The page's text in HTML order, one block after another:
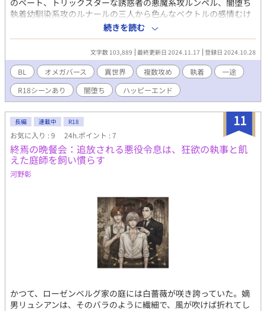
のベート、トリックスターな誘惑者の悪魔系攻ルンペル、闇堕ち
執着幼馴染系攻のルナールの三人から色んなベクトルの感情むけ
られたり、すけべされるお話です。 第12回BL大賞に参加していま
す。 楽しんで頂けたら、応援、よろしくお願い致します
~~~~~~~~~ むかしむかし、まだ科学が発達しておらず、バース性
がまだ解明されていない時代。 フェロモンにより人を惑わし発
情させ、また子を孕む事さえ可能なΩの男は、『悪魔憑き』と呼
ばれ忌み嫌われ、時には殺される事もあった。 幼少期に父を
『悪魔憑き』として火あぶりにされた過去を持ち、原因不明の腰
と下腹部の痛みに悩まされている庭師ヴィンスは、『悪魔憑き』
という迷信を憎み、『殺す』方法を日々探し求めていた。 ある
日痛み止めの薬を飲んでいる時、自身のフェロモンで同僚のルナ
ールを発情させ、『悪魔憑き』と呼ばれてしまう。 『悪魔憑
き』と見なされた人間の末路を知るヴィンスは、自らの安全のた
め逃げる途中、右腕が獣のような腕を持つ青年のベートと森で出
会い、彼を利用することとしたが――。
続きを読む
文字数 103,889 最終更新日 2024.11.17 登録日 2024.10.28
BL オメガバース 異世界 複数攻め 執着
一途
R18シーンあり
闇堕ち ハッピーエンド
11
長編 連載中 R18
お気に入り : 9 24h.ポイント : 7
終焉の晩餐会：追放される悪役令息は、狂欲の執事と飢
えた庭師を飼い慣らす
河野彰
かつて、ローゼンベルグ家の庭には白薔薇が咲き誇っていた。嫡
男リュシアンは、そのバラのように繊細で、風が吹けば折れてし